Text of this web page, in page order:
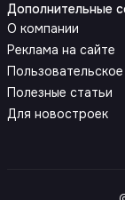
Дополнительные
О компании
Реклама на сайте
Полезные статьи
Для новостроек